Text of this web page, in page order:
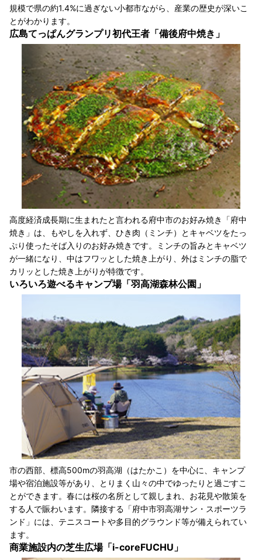
規模で県の約1.4%に過ぎない小都市ながら、産業の歴史が深いこ
とがわかります。
広島てっぱんグランプリ初代王者「備後府中焼き」
高度経済成長期に生まれたと言われる府中市のお好み焼き「府中
焼き」は、もやしを入れず、ひき肉（ミンチ）とキャベツをたっ
ぷり使ったそば入りのお好み焼きです。ミンチの旨みとキャベツ
が一緒になり、中はフワッとした焼き上がり、外はミンチの脂で
カリッとした焼き上がりが特徴です。
いろいろ遊べるキャンプ場「羽高湖森林公園」
市の西部、標高500mの羽高湖（はたかこ）を中心に、キャンプ
場や宿泊施設等があり、とりまく山々の中でゆったりと過ごすこ
とができます。春には桜の名所として親しまれ、お花見や散策を
する人で賑わいます。隣接する「府中市羽高湖サン・スポーツラ
ンド」には、テニスコートや多目的グラウンド等が備えられてい
ます。
商業施設内の芝生広場「i-coreFUCHU」